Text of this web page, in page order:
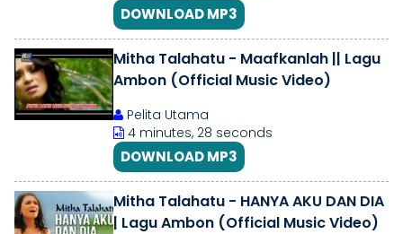
DOWNLOAD MP3
Mitha Talahatu - Maafkanlah || Lagu
Ambon (Official Music Video)
Pelita Utama
4 minutes, 28 seconds
DOWNLOAD MP3
Mitha Talahatu - HANYA AKU DAN DIA
| Lagu Ambon (Official Music Video)